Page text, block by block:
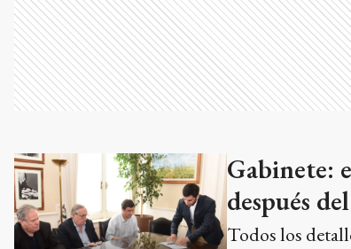
Gabinete:
después
Todos los